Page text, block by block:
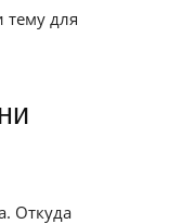
тему для
Откуда